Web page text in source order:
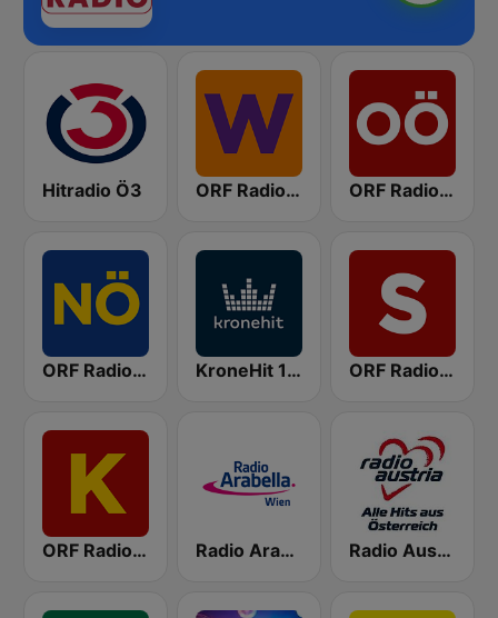
Hitradio Ö3 ORF Radio Wien ORF Radio Oberösterreich
ORF Radio Niederösterreich KroneHit 105.8 ORF Radio Salzburg
ORF Radio Kärnten Radio Arabella Radio Austria